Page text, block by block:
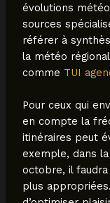
évolutions
sources
référer à
la météo
comme TUI
Pour ceux qui
en compte la
itinéraires peut
exemple, dans
octobre, il
plus